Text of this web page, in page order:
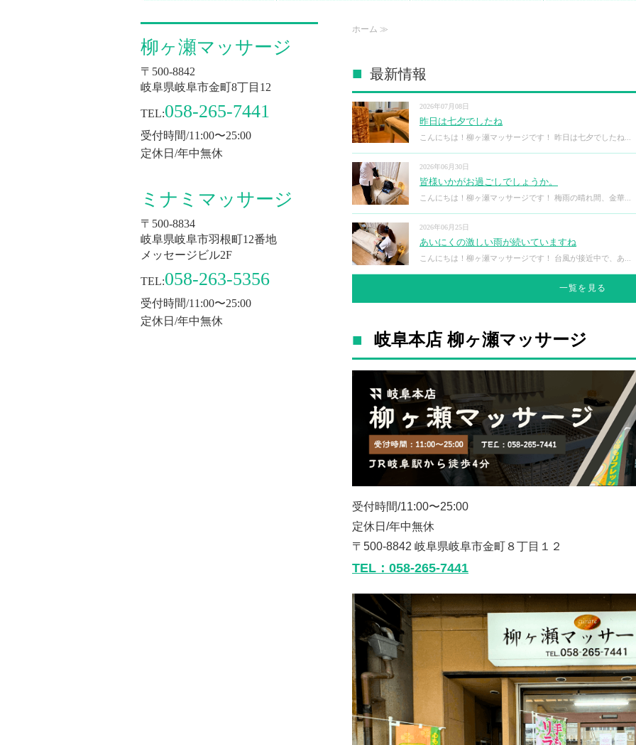
ホーム ≫
最新情報
2026年07月08日
昨日は七夕でしたね
こんにちは！柳ヶ瀬マッサージです！ 昨日は七夕でしたね...
2026年06月30日
皆様いかがお過ごしでしょうか。
こんにちは！柳ヶ瀬マッサージです！ 梅雨の晴れ間、金華...
2026年06月25日
あいにくの激しい雨が続いていますね
こんにちは！柳ヶ瀬マッサージです！ 台風が接近中で、あ...
一覧を見る
岐阜本店 柳ヶ瀬マッサージ
受付時間/11:00〜25:00
定休日/年中無休
〒500-8842 岐阜県岐阜市金町８丁目１２
TEL：058-265-7441
柳ヶ瀬マッサージ
〒500-8842
岐阜県岐阜市金町8丁目12
TEL:058-265-7441
受付時間/11:00〜25:00
定休日/年中無休
ミナミマッサージ
〒500-8834
岐阜県岐阜市羽根町12番地
メッセージビル2F
TEL:058-263-5356
受付時間/11:00〜25:00
定休日/年中無休